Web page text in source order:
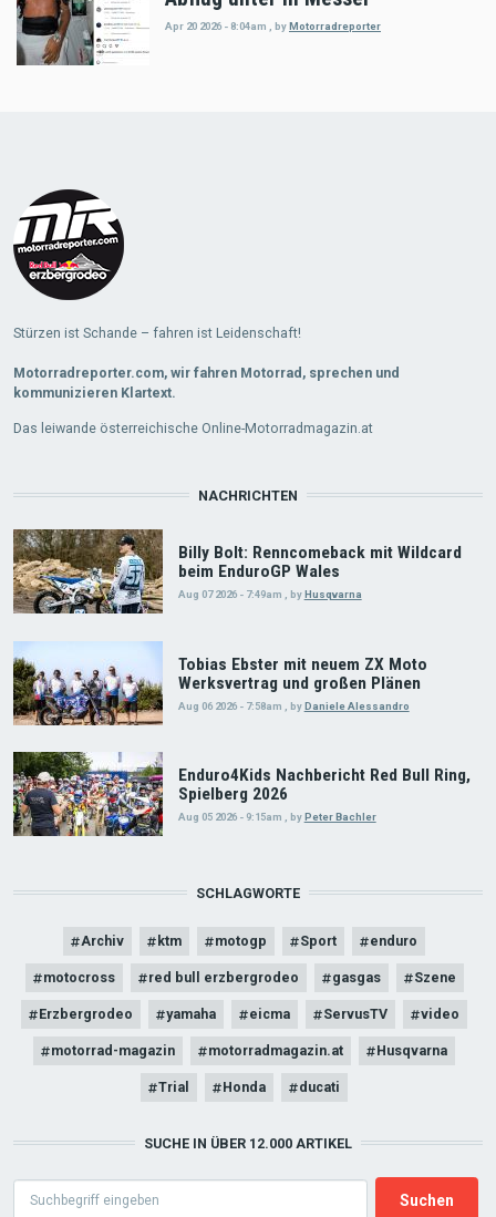
Apr 20 2026 - 8:04am byMotorradreporter
Stürzen ist Schande – fahren ist Leidenschaft!
Motorradreporter.com, wir fahren Motorrad, sprechen und
kommunizieren Klartext.
Das leiwande österreichische Online-Motorradmagazin.at
NACHRICHTEN
Billy Bolt: Renncomeback mit Wildcard
beim EnduroGP Wales
Aug 07 2026 - 7:49am byHusqvarna
Tobias Ebster mit neuem ZX Moto
Werksvertrag und großen Plänen
Aug 06 2026 - 7:58am byDaniele Alessandro
Enduro4Kids Nachbericht Red Bull Ring,
Spielberg 2026
Aug 05 2026 - 9:15am , by Peter Bachler
SCHLAGWORTE
Archiv ktm motogp Sport enduro
motocross red bull erzbergrodeo gasgas Szene
Erzbergrodeo yamaha eicma ServusTV video
motorrad-magazin motorradmagazin.at Husqvarna
Trial Honda ducati
SUCHE IN ÜBER 12.000 ARTIKEL